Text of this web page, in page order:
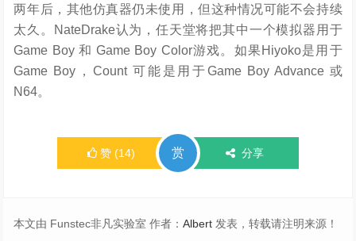
两年后，其他仿真器仍未使用，但这种情况可能不会持续
太久。NateDrake认为，任天堂将把其中一个模拟器用于
Game Boy 和 Game Boy Color游戏。如果Hiyoko是用于
Game Boy，Count 可能是用于Game Boy Advance 或
N64。
赞 (14) 赏 分享
本文由 Funstec非凡实验室 作者：Albert 发表，转载请注明来源！